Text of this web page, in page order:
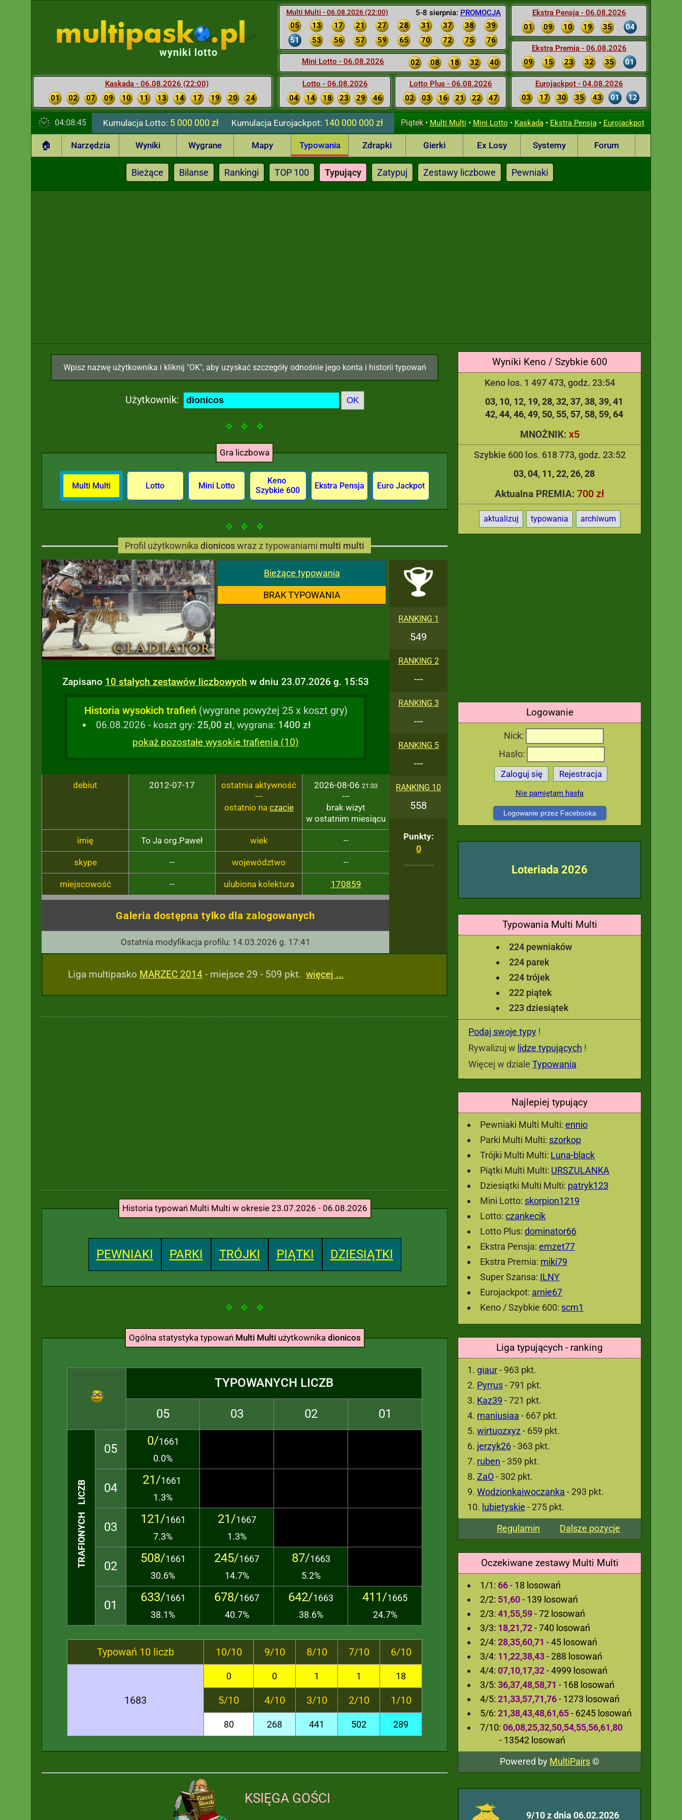
5-8 sierpnia: PROMOCJA
Multi Multi - 06.08.2026 (22:00)
05 13 17 21 27 28 31 37 38
39
51
53 56 57 59 65 70 72 75 76
Mini Lotto - 06.08.2026 02 08 18 32 40
Lotto - 06.08.2026
04
14 18 23 29 46
Lotto Plus - 06.08.2026
02
03 16 21 22 47
Ekstra Pensja - 06.08.2026
01
09 10 19 35 04
Ekstra Premia - 06.08.2026
09
15 23 32 35 01
Eurojackpot - 04.08.2026
03
17 30 35 43 01 12
wyniki lotto
Kaskada - 06.08.2026 (22:00)
01
02 07 09 10 11 13 14 17 19 20 24
04:08:46 Kumulacja Lotto: 5 000 000 zł KumulacjaEurojackpot: 140 000 000 zł Piątek• Multi Multi • Mini Lotto • Kaskada• Ekstra Pensja• Eurojackpot
🏠 Narzędzia Wyniki Wygrane Mapy Typowania Zdrapki Gierki Ex Losy Systemy Forum
Bieżące Bilanse Rankingi TOP 100 Typujący Zatypuj Zestawy liczbowe Pewniaki
Wyniki Keno / Szybkie 600
Keno los. 1 497 473, godz. 23:54
03 10 12 19 28 32 37 38 39 41
42 44 46 49 50 55 57 58 59 64
MNOŻNIK: x5
Szybkie 600 los. 618 773, godz. 23:52
03 04 11 22 26 28
Aktualna PREMIA: 700 zł
aktualizuj typowania archiwum
Logowanie
Nick:
Hasło:
Zaloguj się Rejestracja
Nie pamiętam hasła
Logowanie przez Facebooka
Loteriada 2026
Typowania Multi Multi
224 pewniaków
224 parek
224 trójek
222 piątek
223 dziesiątek
Podaj swoje typy !
Rywalizuj w lidze typujących !
Więcej w dziale Typowania
Najlepiej typujący
Pewniaki Multi Multi: ennio
Parki Multi Multi: szorkop
Trójki Multi Multi: Luna-black
Piątki Multi Multi: URSZULANKA
Dziesiątki Multi Multi: patryk123
Mini Lotto: skorpion1219
Lotto: czankecik
Lotto Plus: dominator66
Ekstra Pensja: emzet77
Ekstra Premia: miki79
Super Szansa: ILNY
Eurojackpot: arnie67
Keno / Szybkie 600: scm1
Liga typujących - ranking
giaur- 963 pkt.
Pyrrus- 791 pkt.
Kaz39 - 721 pkt.
maniusiaa - 667 pkt.
wirtuozxyz - 659 pkt.
jerzyk26- 363 pkt.
ruben - 359 pkt.
ZaO- 302 pkt.
Wodzionkaiwoczanka - 293 pkt.
lubietyskie - 275 pkt.
Regulamin
Dalsze pozycje
Oczekiwane zestawy Multi Multi
1/1: 66- 18 losowań
2/2: 51,60- 139 losowań
2/3: 41,55,59- 72 losowań
3/3: 18,21,72- 740 losowań
2/4: 28,35,60,71 - 45 losowań
3/4: 11,22,38,43- 288 losowań
4/4: 07,10,17,32- 4999 losowań
3/5: 36,37,48,58,71 - 168 losowań
4/5: 21,33,57,71,76- 1273 losowań
5/6: 21,38,43,48,61,65- 6245 losowań
7/10: 06,08,25,32,50,54,55,56,61,80
- 13542 losowań
Powered by MultiPairs©
9/10 z dnia 06.02.2026
Wpisz nazwę użytkownika i kliknij "OK", aby uzyskać szczegóły odnośnie jego konta i historii typowań
Użytkownik:
Gra liczbowa
Multi Multi Lotto Mini Lotto
Keno
Szybkie 600
Ekstra Pensja Euro Jackpot
Profil użytkownika dionicoswraz z typowaniami multi multi
Bieżące typowania
BRAK TYPOWANIA
RANKING 1
549
RANKING 2
---
RANKING 3
---
RANKING 5
---
RANKING 10
558
Punkty:
0
Zapisano 10 stałych zestawów liczbowych w dniu 23.07.2026 g. 15:53
Historia wysokich trafień (wygrane powyżej 25 x koszt gry)
06.08.2026 - koszt gry: 25,00 zł, wygrana: 1400 zł
pokaż pozostałe wysokie trafienia (10)
debiut 2012-07-17
ostatnia aktywność
---
ostatnio na czacie
2026-08-06 21:33
---
brak wizyt
w ostatnim miesiącu
imię To Ja org.Paweł wiek --
skype -- województwo --
miejscowość -- ulubiona kolektura 170859
Galeria dostępna tylko dla zalogowanych
Ostatnia modyfikacja profilu: 14.03.2026 g. 17:41
Liga multipasko MARZEC 2014 - miejsce 29 - 509 pkt. więcej ...
Historia typowań Multi Multi w okresie 23.07.2026 - 06.08.2026
PEWNIAKI PARKI TRÓJKI PIĄTKI DZIESIĄTKI
Ogólna statystyka typowań Multi Multiużytkownika dionicos
TYPOWANYCH LICZB
05 03 02 01
TRAFIONYCH LICZB
05
0/1661
0.0%
04
21/1661
1.3%
03
121/1661
7.3%
21/1667
1.3%
02
508/1661
30.6%
245/1667
14.7%
87/1663
5.2%
01
633/1661
38.1%
678/1667
40.7%
642/1663
38.6%
411/1665
24.7%
Typowań 10 liczb 10/10 9/10 8/10 7/10 6/10
1683
0 0 1 1 18
5/10 4/10 3/10 2/10 1/10
80 268 441 502 289
KSIĘGA GOŚCI